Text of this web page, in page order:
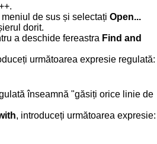
de sus și selectați Open...
dorit.
a deschide fereastra Find and
următoarea expresie regulată:
înseamnă "găsiți orice linie de
, introduceți următoarea expresie: